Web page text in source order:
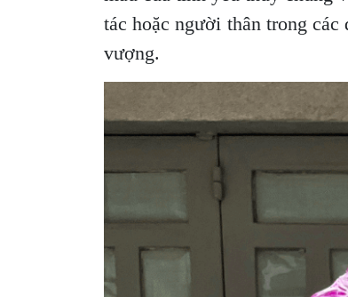
tác hoặc người thân trong
vượng.